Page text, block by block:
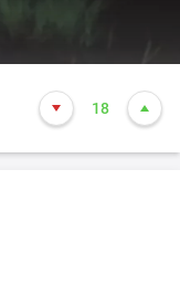
18